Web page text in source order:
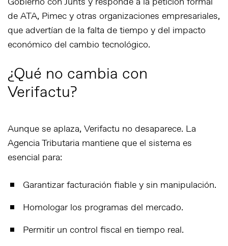
de ATA, Pimec y otras organizaciones empresariales,
que advertían de la falta de tiempo y del impacto
económico del cambio tecnológico.
¿Qué no cambia con
Verifactu?
Aunque se aplaza, Verifactu no desaparece. La
Agencia Tributaria mantiene que el sistema es
esencial para:
Garantizar facturación fiable y sin manipulación.
Homologar los programas del mercado.
Permitir un control fiscal en tiempo real.